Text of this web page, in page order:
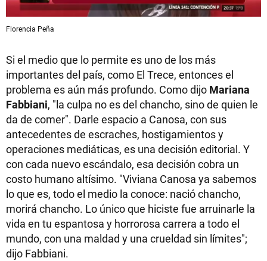
Florencia Peña
Si el medio que lo permite es uno de los más
importantes del país, como El Trece, entonces el
problema es aún más profundo. Como dijo Mariana
Fabbiani, "la culpa no es del chancho, sino de quien le
da de comer". Darle espacio a Canosa, con sus
antecedentes de escraches, hostigamientos y
operaciones mediáticas, es una decisión editorial. Y
con cada nuevo escándalo, esa decisión cobra un
costo humano altísimo. "Viviana Canosa ya sabemos
lo que es, todo el medio la conoce: nació chancho,
morirá chancho. Lo único que hiciste fue arruinarle la
vida en tu espantosa y horrorosa carrera a todo el
mundo, con una maldad y una crueldad sin límites";
dijo Fabbiani.